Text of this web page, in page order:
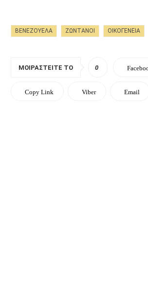
ΒΕΝΕΖΟΥΕΛΑ ΖΩΝΤΑΝΟΊ ΟΙΚΟΓΕΝΕΙΑ
ΜΟΙΡΑΣΤΕΊΤΕ ΤΟ 0
Copy Link Viber Email